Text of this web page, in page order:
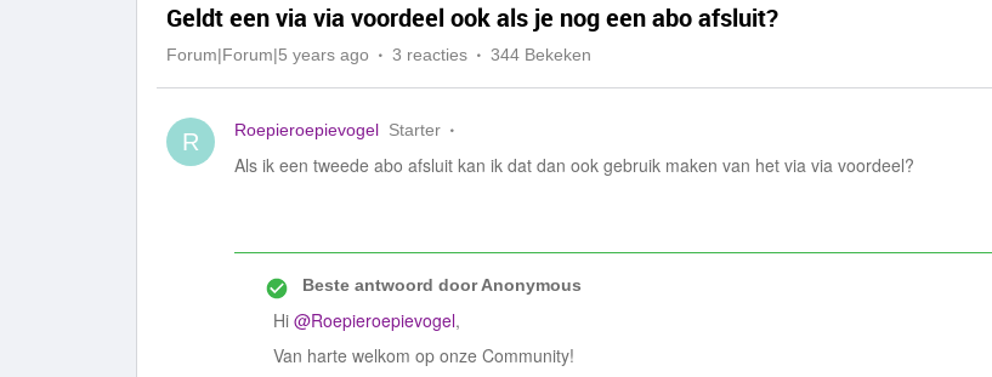
Geldt een via via voordeel ook als je nog een abo afsluit?
Forum|Forum|5 years ago 3 reacties 344 Bekeken
R Roepieroepievogel Starter
Als ik een tweede abo afsluit kan ik dat dan ook gebruik maken van het via via voordeel?
Beste antwoord doorAnonymous
Hi @Roepieroepievogel,
Van harte welkom op onze Community!